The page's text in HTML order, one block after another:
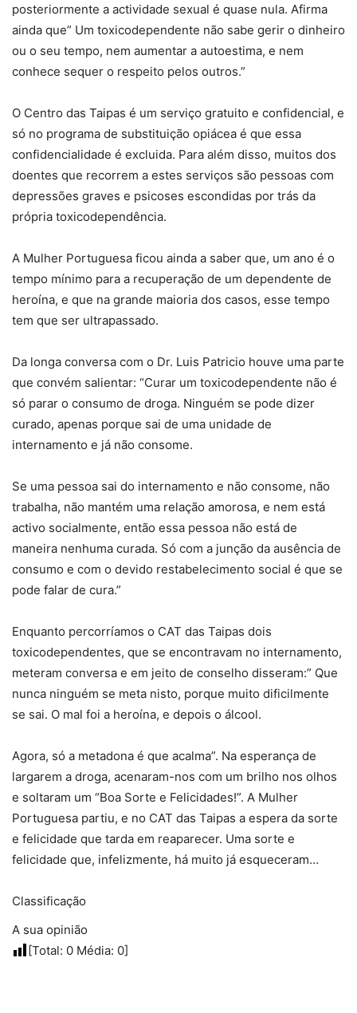
posteriormente a actividade sexual é quase nula. Afirma
ainda que” Um toxicodependente não sabe gerir o dinheiro
ou o seu tempo, nem aumentar a autoestima, e nem
conhece sequer o respeito pelos outros.”
O Centro das Taipas é um serviço gratuito e confidencial, e
só no programa de substituição opiácea é que essa
confidencialidade é excluida. Para além disso, muitos dos
doentes que recorrem a estes serviços são pessoas com
depressões graves e psicoses escondidas por trás da
própria toxicodependência.
A Mulher Portuguesa ficou ainda a saber que, um ano é o
tempo mínimo para a recuperação de um dependente de
heroína, e que na grande maioria dos casos, esse tempo
tem que ser ultrapassado.
Da longa conversa com o Dr. Luis Patricio houve uma parte
que convém salientar: “Curar um toxicodependente não é
só parar o consumo de droga. Ninguém se pode dizer
curado, apenas porque sai de uma unidade de
internamento e já não consome.
Se uma pessoa sai do internamento e não consome, não
trabalha, não mantém uma relação amorosa, e nem está
activo socialmente, então essa pessoa não está de
maneira nenhuma curada. Só com a junção da ausência de
consumo e com o devido restabelecimento social é que se
pode falar de cura.”
Enquanto percorríamos o CAT das Taipas dois
toxicodependentes, que se encontravam no internamento,
meteram conversa e em jeito de conselho disseram:” Que
nunca ninguém se meta nisto, porque muito dificilmente
se sai. O mal foi a heroína, e depois o álcool.
Agora, só a metadona é que acalma”. Na esperança de
largarem a droga, acenaram-nos com um brilho nos olhos
e soltaram um “Boa Sorte e Felicidades!”. A Mulher
Portuguesa partiu, e no CAT das Taipas a espera da sorte
e felicidade que tarda em reaparecer. Uma sorte e
felicidade que, infelizmente, há muito já esqueceram…
Classificação
A sua opinião
[Total: 0 Média: 0]